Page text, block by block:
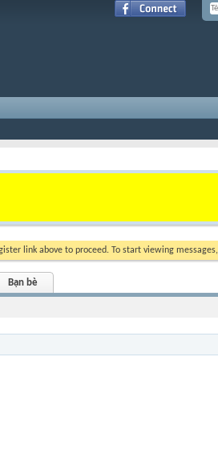
link above to proceed. To start viewing
Bạn bè